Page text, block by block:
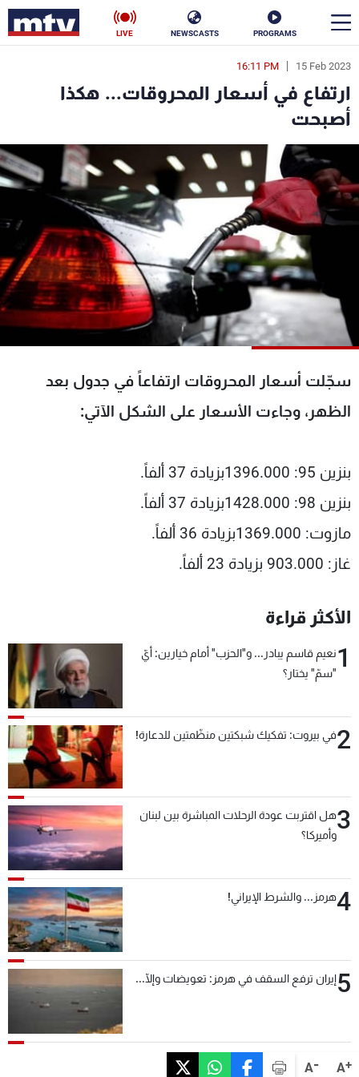
PROGRAMS
NEWSCASTS
LIVE
A+
A-
15 Feb 2023
16:11 PM
ارتفاع في أسعار المحروقات... هكذا
أصبحت
سجّلت أسعار المحروقات ارتفاعاً في جدول بعد
الظهر، وجاءت الأسعار على الشكل الآتي:
بنزين 95: 1396.000بزيادة 37 ألفاً.
بنزين 98: 1428.000بزيادة 37 ألفاً.
مازوت: 1369.000بزيادة 36 ألفاً.
غاز: 903.000 بزيادة 23 ألفاً.
الأكثر قراءة
1نعيم قاسم يبادر... و"الحزب" أمام خيارين: أيّ
"سمّ" يختار؟
2في بيروت: تفكيك شبكتين منظّمتين للدعارة!
3هل اقتربت عودة الرحلات المباشرة بين لبنان
وأميركا؟
4هرمز... والشرط الإيراني!
5إيران ترفع السقف في هرمز: تعويضات وإلّا...
en
الأخبار
سياسة ناس
إقتصاد فن
منوعات رياضة
كأس العالم
البرامج
شاهد البرامج
الإنـتـاج
لاعلاناتكم
تواصل معنا
سياسة الخصوصية